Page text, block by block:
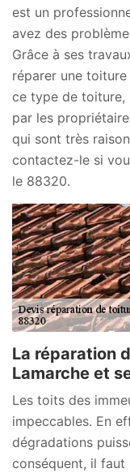
est un
avez des
Grâce à ses
réparer une
ce type de toiture,
par les
qui sont très
contactez-le si
le 88320.
La réparation
Lamarche et
Les toits des
impeccables. En
dégradations
conséquent, il faut